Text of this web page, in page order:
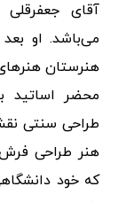
آقای
می‌باشد. او
هنرستان
محضر اساتید
طراحی سنتی
هنر طراحی فرش
که خود